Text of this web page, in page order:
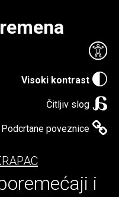
Visoki kontrast
Čitljiv slog
Podcrtane poveznice
knjiga.
i